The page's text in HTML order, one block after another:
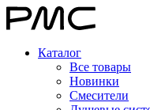
Каталог
Все товары
Новинки
Смесители